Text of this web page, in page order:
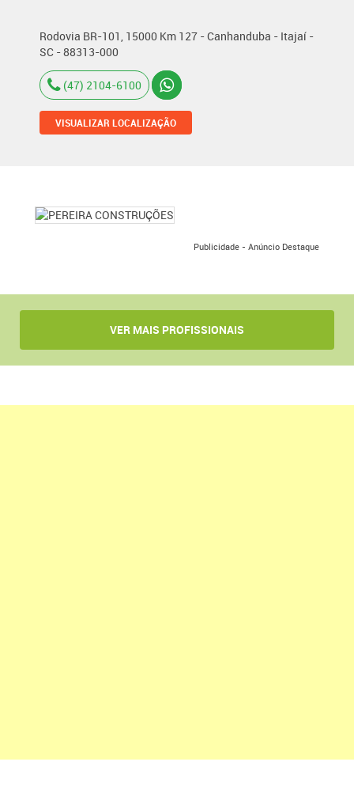
Rodovia BR-101, 15000 Km 127 - Canhanduba - Itajaí -
SC - 88313-000
(47) 2104-6100
VISUALIZAR LOCALIZAÇÃO
Publicidade - Anúncio Destaque
VER MAIS PROFISSIONAIS